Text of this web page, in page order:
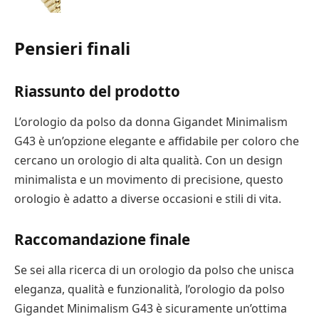
Pensieri finali
Riassunto del prodotto
L’orologio da polso da donna Gigandet Minimalism
G43 è un’opzione elegante e affidabile per coloro che
cercano un orologio di alta qualità. Con un design
minimalista e un movimento di precisione, questo
orologio è adatto a diverse occasioni e stili di vita.
Raccomandazione finale
Se sei alla ricerca di un orologio da polso che unisca
eleganza, qualità e funzionalità, l’orologio da polso
Gigandet Minimalism G43 è sicuramente un’ottima